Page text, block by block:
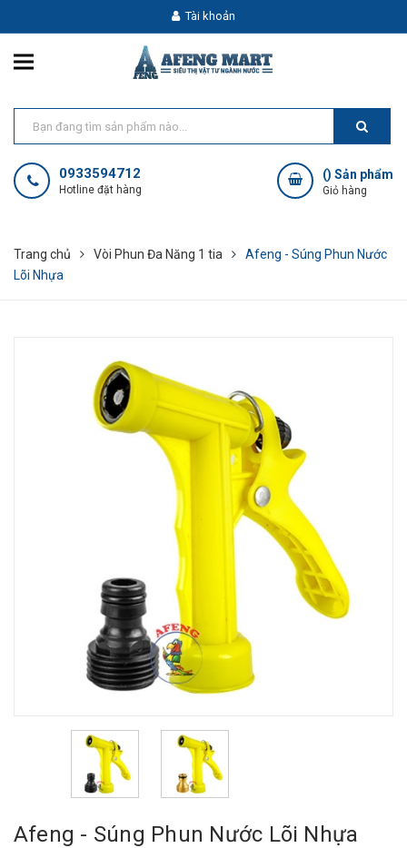
Tài khoản
0933594712
Hotline đặt hàng
() Sản phẩm
Giỏ hàng
Trang chủ Vòi Phun Đa Năng 1 tia
Afeng - Súng Phun Nước
Lõi Nhựa
Afeng - Súng Phun Nước Lõi Nhựa